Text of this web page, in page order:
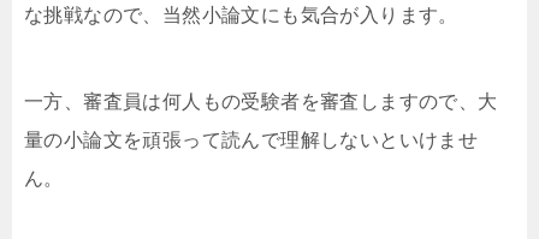
な挑戦なので、当然小論文にも気合が入ります。
一方、審査員は何人もの受験者を審査しますので、大
量の小論文を頑張って読んで理解しないといけませ
ん。